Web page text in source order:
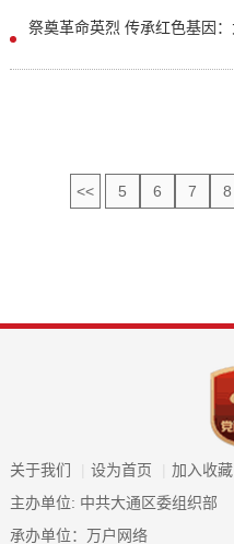
<< 5 6 7 8
关于我们 设为首页 加入收藏
主办单位: 中共大通区委组织部
承办单位：万户网络